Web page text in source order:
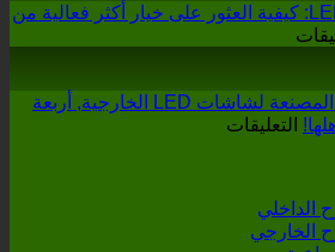
المصنعين شاشة LED: كيفية العثور على خيار أكثر فعالية من
LED:
كيفية
أكثر
فعالية
عند اختيار الشركة المصنعة لشاشات LED الخارجية, أربعة
التعليقات